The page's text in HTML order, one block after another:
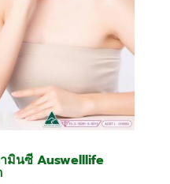
มินซี Auswelllife